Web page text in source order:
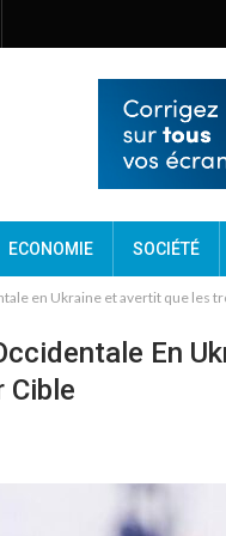
ECONOMIE SOCIÉTÉ
en Ukraine et avertit que les
En
Cible